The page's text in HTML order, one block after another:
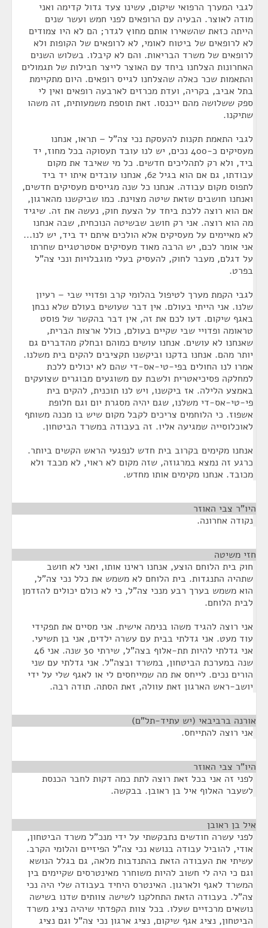
לגבי המערך הרפואי שיקום, עשינו צעד גדול קדימה ואני
מודה לאוצר. הבעיה עם הרופאים לפני חמש ועשר שנים
הייתה כזאת שהשאירו אותם מחוץ לגדר; הם לא היו צמודים
לא לרופאים של ביטוח לאומי, לא לרופאים של הקופות ולא
לרופאים של משרד הבריאות. והם לא קיבלו. בשלוש השנים
האחרונות הצלחנו ביחד עם האוצר לייצר חבילות של תגמולים
והתאמות שכר כאלה שהצלחנו לגייס רופאים. היום מתקיימת
בתל אביב, בקריה, ועדת מכרזים לארבעה רופאים ואין לי
ספק ששלושה מהם ייכנסו. זאת תוספת משמעותית, זה משהו
שתיקנו.
לגבי התאמת תקנות להעסקת נכי צה"ל – תראו, אנחנו
מעסיקים כ-400 נכים, יש לנו עובד תעסוקה בכל מחוז, יד
ביד, ולא רק לתהליכים חדשים. כל מי שאיבד את מקום
עבודתו, גם אם הוא בגיל 62, אנחנו עובדים איתו יד ביד
לתפוס מקום עבודה. אנחנו כל שנה מגייסים מעסיקים חדשים,
ואנחנו חושבים שזאת שיטה מצוינת. כמו שביקשנו מהארגון,
אם הוא רוצה ללכת ביחד על הצעת חוק, נעשה את זה. שיגיד
מה הוא רוצה. אני רק חושב שבשיטה הנוכחית, שבה אנחנו
לא מאיימים על מעסיקים אלא הולכים איתם יד ביד, יש לנו...
אני אומר לכם, יש הרבה מאוד מעסיקים אסטרטגיים שחרתו
על דגלם, מעבר לחוק, להעסיק בעלי מוגבלויות ונכי צה"ל
בפרט.
לגבי הקמת מערך לטיפול בהלומי קרב ופדויי שבי – רעיון
שלנו. אני הייתי בעולם. אין דבר שעושים בעולם שלא נבחן
באגף שיקום. דעו לכם את זה, אין דבר בהקשר של פוסט
טראומה ופדויי שבי שקיים בעולם, כולל ארצות הברית,
שאנחנו לא עושים. אנחנו עושים כמוהם ובחלק מהדברים גם
יותר מהם. אנחנו בדקנו וביקשנו תקציבים להקים בית משלנו.
אמרו לנו החולים בפי-טי-אס-די שהם לא יכולים ללכת
למחלקה פסיכיאטרית ולשבת עם משוגעים מבוגרים שצועקים
באמצע הלילה. אז ביקשנו, ויש לנו תוכנית, להקים בית
פי-טי-אס-די משלנו, שגם יהיה מסגרת יום וגם חלופת
אשפוז. כי הלוחמים צריכים לקבל מקום שיש בו מכנה משותף
לאוכלוסייה שמגיעה אליו. זה בעבודה במשרד הביטחון.
אנחנו מקימים בקרוב בית חדש לנפגעי הראש הקשים ביותר.
כרגע זה נמצא במרגוזה, שזה מקום לא ראוי, לא מכבד ולא
מכובד. אנחנו מקימים אותו מחדש.
היו"ר צבי האוזר
נקודה אחרונה.
חזי משיטה
חוק בית הלוחם הוצע, אנחנו ראינו אותו, ואני לא חושב
שתהיה התנגדות. בית הלוחם לא משמש את כלל נכי צה"ל,
הוא משמש בערך רבע מנכי צה"ל, כי לא כולם יכולים להזדמן
לבית הלוחם.
אני רוצה להגיד משהו בנימה אישית. אני מסיים את תפקידי
עוד מעט. אני גדלתי בבית עם עשרה ילדים, אני בן תשיעי.
אני גדלתי להיות תת-אלוף בצה"ל, שירתי 30 שנה. אני 46
שנה במערכת הביטחון, במשרד ובצה"ל. אני גדלתי עם שני
הורים נכים. לייחס את מה שמייחסים לי או לאגף שלי על ידי
יושב-ראש הארגון זאת עוולה, זאת הסתה. תודה רבה.
אורנה ברביבאי (יש עתיד-תל"ם)
אני רוצה להתייחס.
היו"ר צבי האוזר
לפני זה אני בכל זאת רוצה לתת כמה דקות לחבר הכנסת
לשעבר האלוף איל בן ראובן. בבקשה.
איל בן ראובן
לפני עשרה חודשים נתבקשתי על ידי מנכ"ל משרד הביטחון,
אודי, להוביל עבודה בנושא נכי צה"ל הפיזיים והלומי הקרב.
עשיתי את העבודה הזאת בהתנדבות מלאה, גם בגלל הנושא
וגם כי היה לי חשוב להיות משוחרר מאינטרסים שקיימים בין
המשרד לאגף ולארגון. האינטרס היחיד בעבודה שלי היה נכי
צה"ל. בעבודה הזאת התחלקנו לשישה צוותים שדנו בשישה
נושאים מרכזיים שעלו. בכל צוות הקפדתי שיהיה נציג משרד
הביטחון, נציג אגף שיקום, נציג ארגון נכי צה"ל וגם נציג